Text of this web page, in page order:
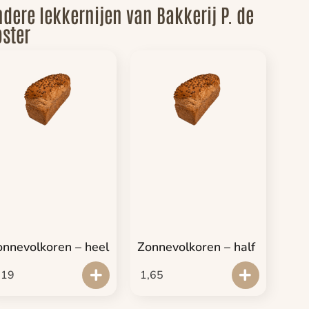
lekkernijen van Bakkerij P. de
– heel Zonnevolkoren – half
1,65